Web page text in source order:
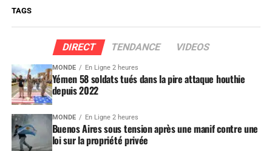
TAGS
DIRECT TENDANCE VIDEOS
MONDE En Ligne 2 heures
Yémen 58 soldats tués dans la pire attaque houthie
depuis 2022
MONDE En Ligne 2 heures
Buenos Aires sous tension après une manif contre une
loi sur la propriété privée